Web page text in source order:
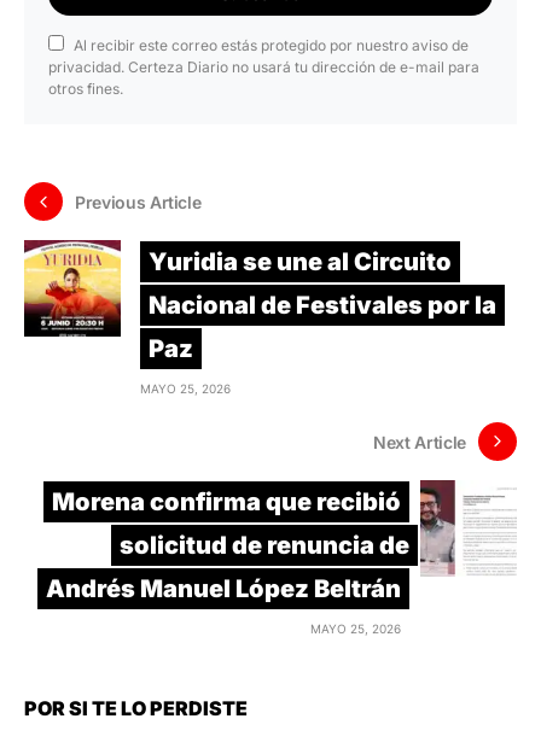
Al recibir este correo estás protegido por nuestro aviso de
privacidad. Certeza Diario no usará tu dirección de e-mail para
otros fines.
Previous Article
Yuridia se une al Circuito
Nacional de Festivales por la
Paz
MAYO 25, 2026
Next Article
Morena confirma que recibió
solicitud de renuncia de
Andrés Manuel López Beltrán
MAYO 25, 2026
POR SI TE LO PERDISTE